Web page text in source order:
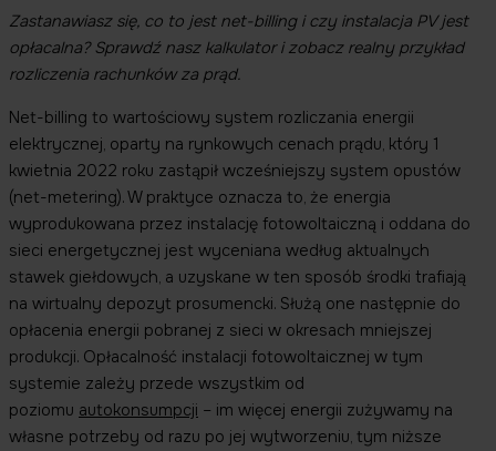
Zastanawiasz się, co to jest net-billing i czy instalacja PV jest
opłacalna? Sprawdź nasz kalkulator i zobacz realny przykład
rozliczenia rachunków za prąd.
Net-billing to wartościowy system rozliczania energii
elektrycznej, oparty na rynkowych cenach prądu, który 1
kwietnia 2022 roku zastąpił wcześniejszy system opustów
(net-metering). W praktyce oznacza to, że energia
wyprodukowana przez instalację fotowoltaiczną i oddana do
sieci energetycznej jest wyceniana według aktualnych
stawek giełdowych, a uzyskane w ten sposób środki trafiają
na wirtualny depozyt prosumencki. Służą one następnie do
opłacenia energii pobranej z sieci w okresach mniejszej
produkcji. Opłacalność instalacji fotowoltaicznej w tym
systemie zależy przede wszystkim od
poziomu autokonsumpcji – im więcej energii zużywamy na
własne potrzeby od razu po jej wytworzeniu, tym niższe